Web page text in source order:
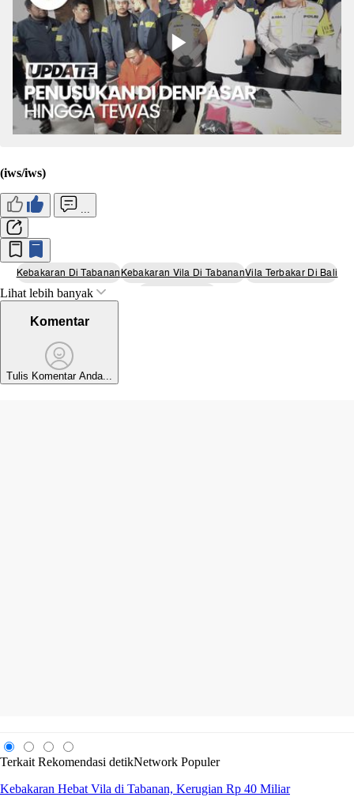
(iws/iws)
Kebakaran Di TabananKebakaran Vila Di TabananVila Terbakar Di Bali
Lihat lebih banyak
Komentar
Tulis Komentar Anda...
Terkait Rekomendasi detikNetwork Populer
Kebakaran Hebat Vila di Tabanan, Kerugian Rp 40 Miliar